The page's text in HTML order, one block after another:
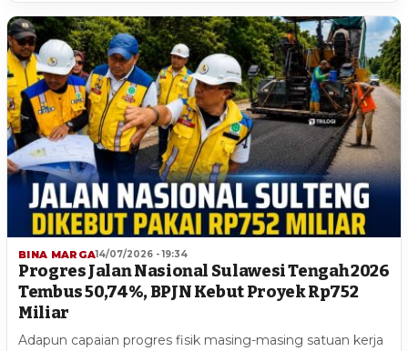
BINA MARGA14/07/2026 - 19:34
Progres Jalan Nasional Sulawesi Tengah 2026
Tembus 50,74%, BPJN Kebut Proyek Rp752
Miliar
Adapun capaian progres fisik masing-masing satuan kerja